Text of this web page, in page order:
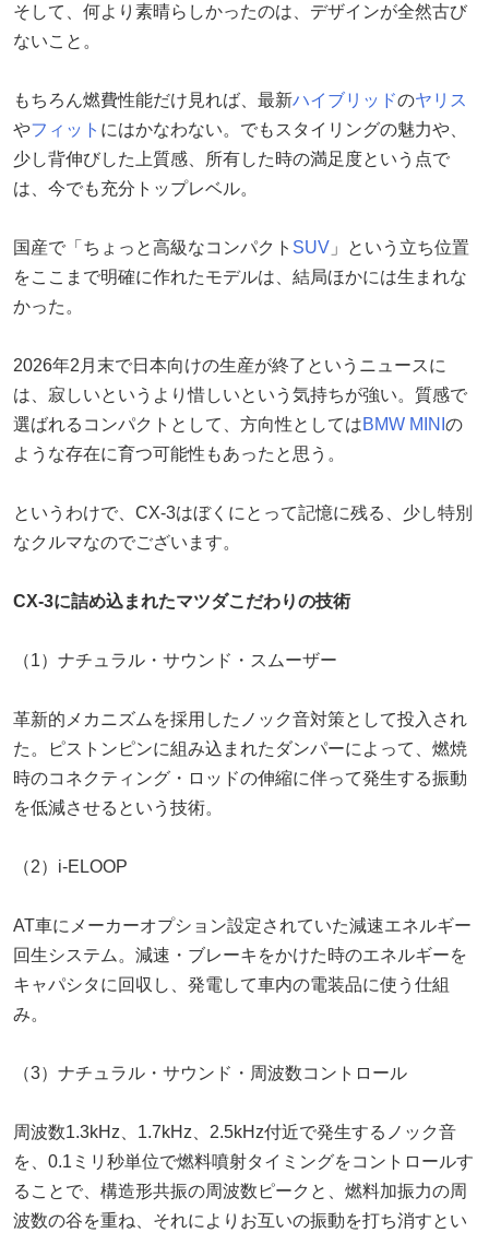
そして、何より素晴らしかったのは、デザインが全然古び
ないこと。
もちろん燃費性能だけ見れば、最新ハイブリッドのヤリス
やフィット にはかなわない。でもスタイリングの魅力や、
少し背伸びした上質感、所有した時の満足度という点で
は、今でも充分トップレベル。
国産で「ちょっと高級なコンパクト SUV 」という立ち位置
をここまで明確に作れたモデルは、結局ほかには生まれな
かった。
2026年2月末で日本向けの生産が終了というニュースに
は、寂しいというより惜しいという気持ちが強い。質感で
選ばれるコンパクトとして、方向性としてはBMW MINI の
ような存在に育つ可能性もあったと思う。
というわけで、CX-3はぼくにとって記憶に残る、少し特別
なクルマなのでございます。
CX-3に詰め込まれたマツダこだわりの技術
（1）ナチュラル・サウンド・スムーザー
革新的メカニズムを採用したノック音対策として投入され
た。ピストンピンに組み込まれたダンパーによって、燃焼
時のコネクティング・ロッドの伸縮に伴って発生する振動
を低減させるという技術。
（2）i-ELOOP
AT車にメーカーオプション設定されていた減速エネルギー
回生システム。減速・ブレーキをかけた時のエネルギーを
キャパシタに回収し、発電して車内の電装品に使う仕組
み。
（3）ナチュラル・サウンド・周波数コントロール
周波数1.3kHz、1.7kHz、2.5kHz付近で発生するノック音
を、0.1ミリ秒単位で燃料噴射タイミングをコントロールす
ることで、構造形共振の周波数ピークと、燃料加振力の周
波数の谷を重ね、それによりお互いの振動を打ち消すとい